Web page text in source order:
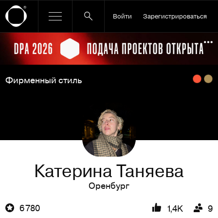
Войти Зарегистрироваться
Ссылка баннера
Фирменный стиль
Катерина Таняева
Оренбург
6 780
1,4K 9